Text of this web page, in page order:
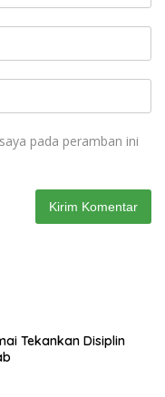
pada peramban ini
Tekankan Disiplin